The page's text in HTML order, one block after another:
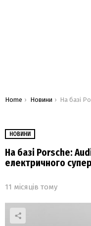
You are here:
Home Новини На базі Porsche: Audi показала
НОВИНИ
На базі Porsche:
електричного
11 місяців тому